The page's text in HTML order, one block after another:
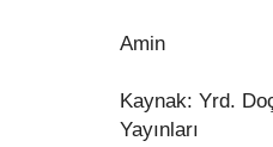
Amin
Kaynak: Yrd.
Yayınları